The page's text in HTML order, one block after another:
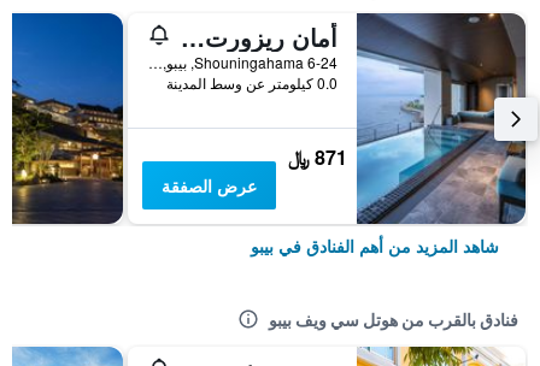
أمان ريزورت سيكاي
6-24 Shouningahama, بيبو, اليابان
0.0 كيلومتر عن وسط المدينة
871 ﷼
عرض الصفقة
شاهد المزيد من أهم الفنادق في بيبو
فنادق بالقرب من هوتل سي ويف بيبو